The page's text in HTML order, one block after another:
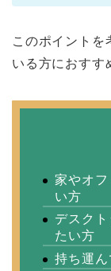
このポイントを
いる方におすす
家やオ
い方
デスク
たい方
持ち運